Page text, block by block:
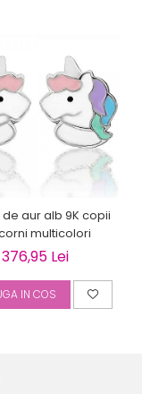
aur alb 9K copii
multicolori
376,95 Lei
IN COS